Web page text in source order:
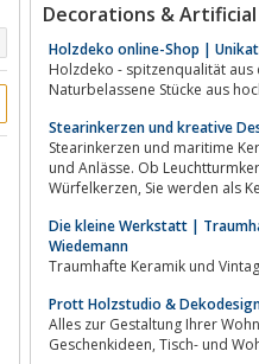
Decorations &
Holzdeko online-Shop |
Holzdeko - spitzenqualität
Naturbelassene Stücke aus
Stearinkerzen und kreative
Stearinkerzen und maritime
und Anlässe. Ob Leuchtturmkerzen, Windlichter aus Wachs oder farblich geschichtete Kerzen aus Stearin
Würfelkerzen, Sie
Die kleine Werkstatt |
Wiedemann
Traumhafte Keramik und
Prott Holzstudio &
Alles zur Gestaltung Ihrer
Geschenkideen,